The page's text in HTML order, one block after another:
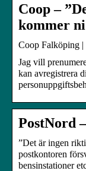
Coop –
kommer
Coop Falköping
Jag vill
kan avregistrera
PostNord
”Det är ingen
postkontoren
bensinstationer